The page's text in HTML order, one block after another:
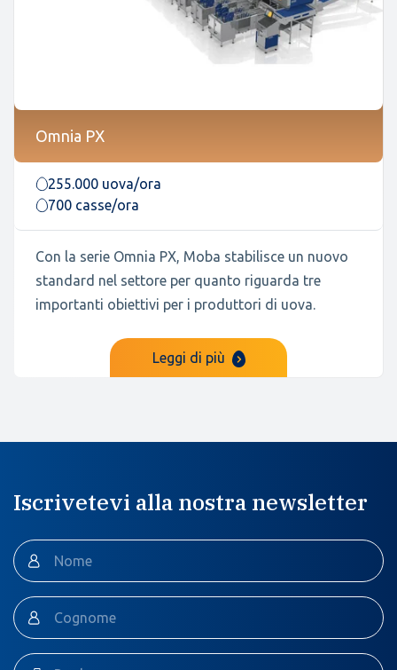
Omnia PX
255.000 uova/ora
700 casse/ora
Con la serie Omnia PX, Moba stabilisce un nuovo
standard nel settore per quanto riguarda tre
importanti obiettivi per i produttori di uova.
Leggi di più
Iscrivetevi alla nostra newsletter